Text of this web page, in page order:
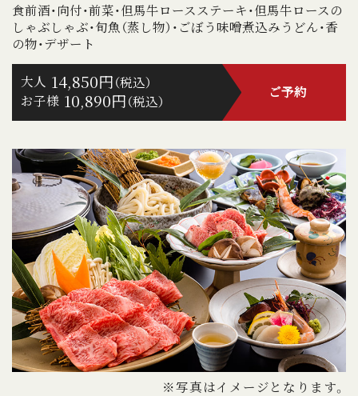
食前酒・向付・前菜・但馬牛ロースステーキ・但馬牛ロースの
しゃぶしゃぶ・旬魚（蒸し物）・ごぼう味噌煮込みうどん・香
の物・デザート
ご予約
大人 14,850円（税込）
お子様 10,890円（税込）
※写真はイメージとなります。